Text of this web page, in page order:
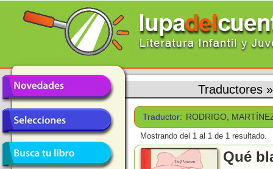
Traductores
Traductor: RODRIGO,
Mostrando del 1 al 1 de 1 resultado.
Qué